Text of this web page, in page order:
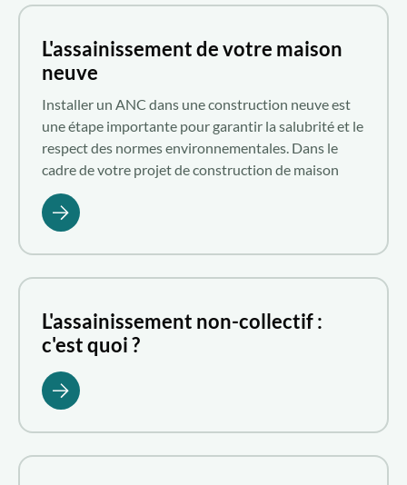
L'assainissement de votre maison
neuve
Installer un ANC dans une construction neuve est
une étape importante pour garantir la salubrité et le
respect des normes environnementales. Dans le
cadre de votre projet de construction de maison
individuelle, vous envisagez l’installation de votre
système d’assainissement non collectif. Quels sont
le parcours et les démarches à effectuer ? Par qui ?
Auprès de quels organismes ? Voici quelques
informations détaillées pour vous aider à y voir plus
L'assainissement non-collectif :
c'est quoi ?